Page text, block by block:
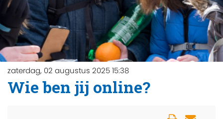
zaterdag, 02 augustus 2025 15:38
Wie ben jij online?